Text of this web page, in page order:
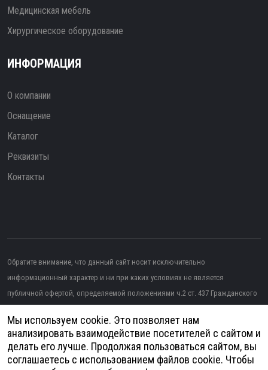
Медицинская мебель
Хирургическое оборудование
ИНФОРМАЦИЯ
О компании
Оснащение
Каталог
Реквизиты
Контакты
Обратите внимание, что данный сайт носит исключительно
информационный характер и ни при каких условиях не является
публичной офертой, определяемой положениями ч.2 ст. 437 Гражданского
Изображение от topntp26на Freepik
Политика конфиденциальности
Мы используем cookie. Это позволяет нам
анализировать взаимодействие посетителей с сайтом и
делать его лучше. Продолжая пользоваться сайтом, вы
соглашаетесь с использованием файлов cookie. Чтобы